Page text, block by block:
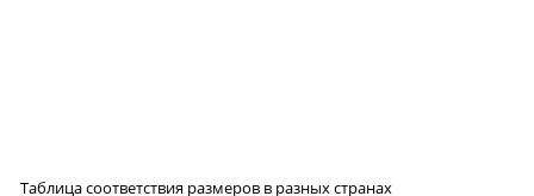
Таблица соответствия размеров в разных странах